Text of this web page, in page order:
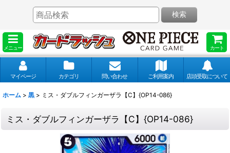
メニュー カート
検索
マイページ カテゴリ 問い合わせ ご利用案内 店頭受取について
ホーム > 黒 > ミス・ダブルフィンガーザラ【C】{OP14-086}
ミス・ダブルフィンガーザラ【C】{OP14-086}